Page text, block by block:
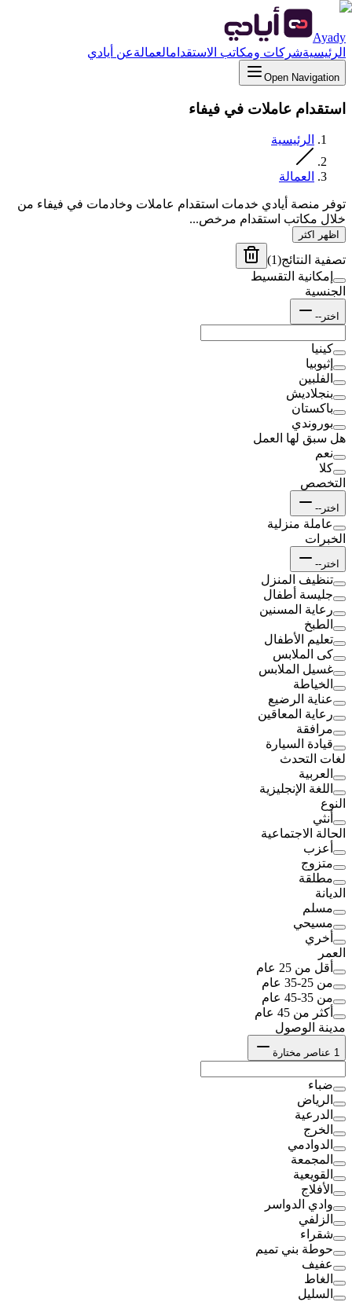
Ayady
الرئيسيةشركات ومكاتب الاستقدامالعمالةعن أيادي
Open Navigation
استقدام عاملات في فيفاء
الرئيسية
العمالة
توفر منصة أيادي خدمات استقدام عاملات وخادمات في فيفاء من
خلال مكاتب استقدام مرخص...
اظهر اكثر
تصفية النتائج(
1
)
إمكانية التقسيط
الجنسية
اختر--
كينيا
إثيوبيا
الفلبين
بنجلاديش
باكستان
بوروندي
هل سبق لها العمل
نعم
كلا
التخصص
اختر--
عاملة منزلية
الخبرات
اختر--
تنظيف المنزل
جليسة أطفال
رعاية المسنين
الطبخ
تعليم الأطفال
كى الملابس
غسيل الملابس
الخياطة
عناية الرضيع
رعاية المعاقين
مرافقة
قيادة السيارة
لغات التحدث
العربية
اللغة الإنجليزية
النوع
أنثي
الحالة الاجتماعية
أعزب
متزوج
مطلقة
الديانة
مسلم
مسيحي
أخري
العمر
أقل من 25 عام
من 25-35 عام
من 35-45 عام
أكثر من 45 عام
مدينة الوصول
1 عناصر مختارة
ضباء
الرياض
الدرعية
الخرج
الدوادمي
المجمعة
القويعية
الأفلاج
وادي الدواسر
الزلفي
شقراء
حوطة بني تميم
عفيف
الغاط
السليل